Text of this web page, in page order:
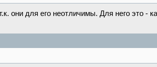
они для его неотличимы. Для него это